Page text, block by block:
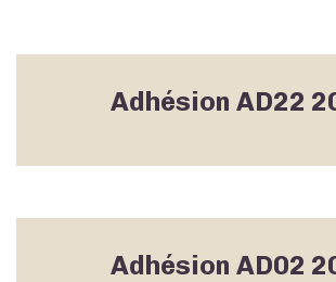
Adhésion AD22
Adhésion AD02